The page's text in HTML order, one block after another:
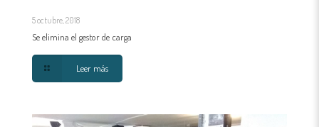
5 octubre, 2018
Se elimina el gestor de carga
Leer más